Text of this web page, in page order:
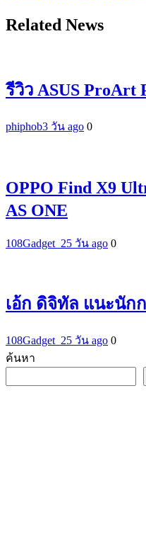
Related News
รีวิว ASUS
phiphob3 วัน ago 0
OPPO Find X9
AS ONE
108Gadget_25 วัน ago 0
เอ้ก ดิจิทัล แนะนัก
108Gadget_25 วัน ago 0
ค้นหา